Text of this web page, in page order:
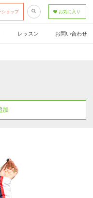
ショップ お気に入り
レッスン お問い合わせ
加